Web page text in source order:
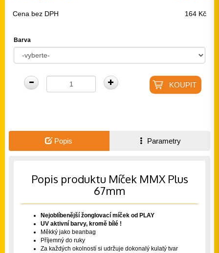
Cena bez DPH 164 Kč
Barva
Popis Parametry
Popis produktu Míček MMX Plus
67mm
Nejoblíbenější žonglovací míček od PLAY
UV aktivní barvy, kromě bílé !
Měkký jako beanbag
Příjemný do ruky
Za každých okolností si udržuje dokonalý kulatý tvar